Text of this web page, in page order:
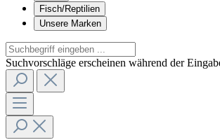
Fisch/Reptilien
Unsere Marken
Suchvorschläge erscheinen während der